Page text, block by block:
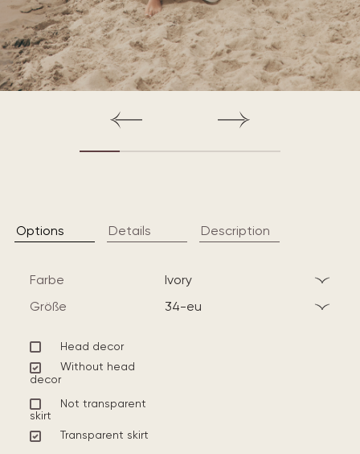
Options Details Description
Farbe
ivory
Größe
34-eu
Head decor
Without head
decor
Not transparent
skirt
Transparent skirt